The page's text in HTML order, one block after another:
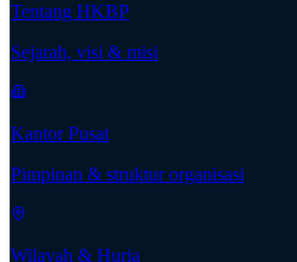
Tentang HKBP
Sejarah, visi & misi
Kantor Pusat
Pimpinan & struktur organisasi
Wilayah & Huria